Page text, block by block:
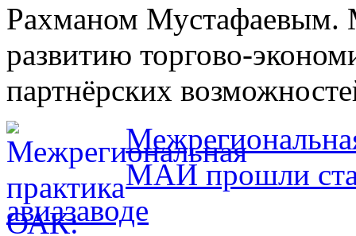
Рахманом Мустафаевым.
развитию торгово-
партнёрских
МАИ прошли
авиазаводе